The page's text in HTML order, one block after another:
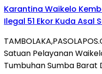
Karantina Waikelo
Ilegal 51 Ekor Kuda Asal
Satuan Pelayanan
Tumbuhan Sumba Barat